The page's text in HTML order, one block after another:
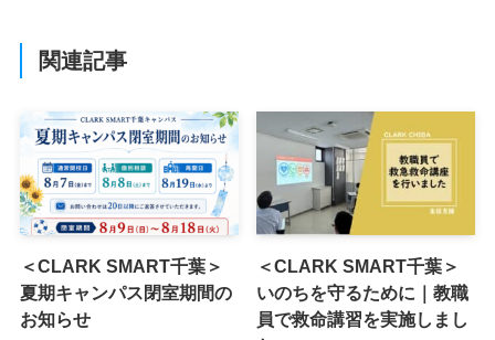
関連記事
＜CLARK SMART千葉＞
夏期キャンパス閉室期間の
お知らせ
＜CLARK SMART千葉＞
いのちを守るために｜教職
員で救命講習を実施しまし